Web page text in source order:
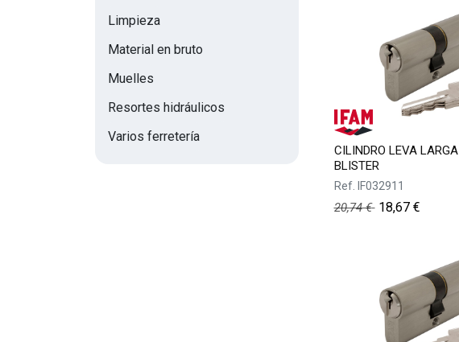
Limpieza
Material en bruto
Muelles
Resortes hidráulicos
Varios ferretería
CILINDRO LEVA
BLISTER
Ref. IF032911
20,74€ 18,67€